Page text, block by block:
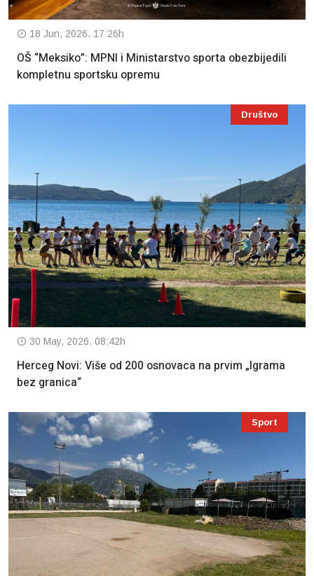
18 Jun, 2026. 17:26h
OŠ “Meksiko”: MPNI i Ministarstvo sporta obezbijedili
kompletnu sportsku opremu
Društvo
30 May, 2026. 08:42h
Herceg Novi: Više od 200 osnovaca na prvim „Igrama
bez granica“
Sport